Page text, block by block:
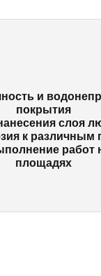
и
покрытия
слоя
к различным
работ
площадях